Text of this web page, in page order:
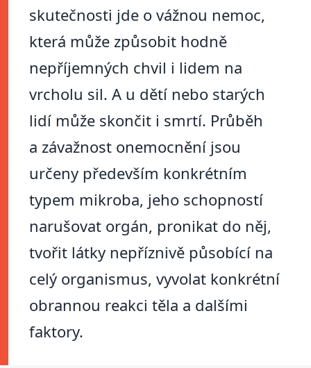
skutečnosti jde o vážnou nemoc,
která může způsobit hodně
nepříjemných chvil i lidem na
vrcholu sil. A u dětí nebo starých
lidí může skončit i smrtí. Průběh
a závažnost onemocnění jsou
určeny především konkrétním
typem mikroba, jeho schopností
narušovat orgán, pronikat do něj,
tvořit látky nepříznivě působící na
celý organismus, vyvolat konkrétní
obrannou reakci těla a dalšími
faktory.